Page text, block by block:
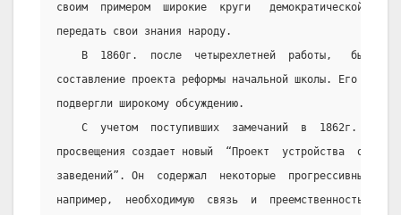
своим  примером  широкие  круги   демократической
передать свои знания народу.
В  1860г.  после  четырехлетней  работы,   было
составление проекта реформы начальной школы. Его
подвергли широкому обсуждению.
С  учетом  поступивших  замечаний  в  1862г.
просвещения создает новый  “Проект  устройства
заведений”. Он  содержал  некоторые  прогрессивные
например,  необходимую  связь  и  преемственность